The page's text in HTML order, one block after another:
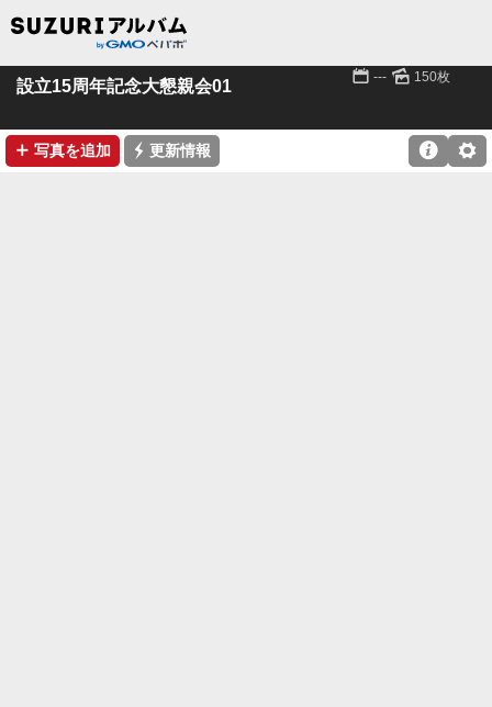
設立15周年記念大懇親会01 📅 --- 🌄 150枚
➕ 写真を追加 ⚡ 更新情報 ⚙
